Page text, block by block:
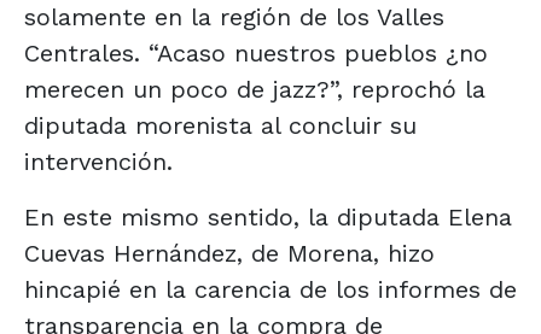
solamente en la región de los Valles
Centrales. “Acaso nuestros pueblos ¿no
merecen un poco de jazz?”, reprochó la
diputada morenista al concluir su
intervención.
En este mismo sentido, la diputada Elena
Cuevas Hernández, de Morena, hizo
hincapié en la carencia de los informes de
transparencia en la compra de